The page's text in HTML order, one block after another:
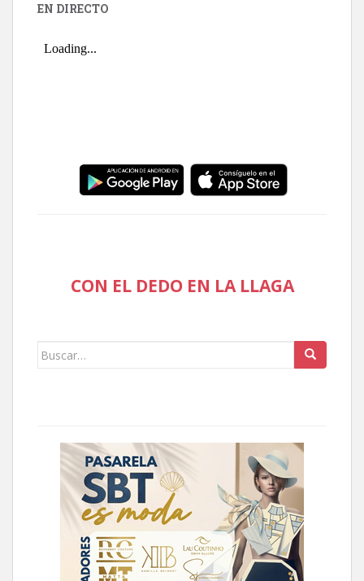
EN DIRECTO
CON EL DEDO EN LA LLAGA
Buscar: